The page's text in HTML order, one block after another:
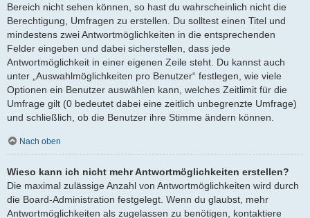
Bereich nicht sehen können, so hast du wahrscheinlich nicht die
Berechtigung, Umfragen zu erstellen. Du solltest einen Titel und
mindestens zwei Antwortmöglichkeiten in die entsprechenden
Felder eingeben und dabei sicherstellen, dass jede
Antwortmöglichkeit in einer eigenen Zeile steht. Du kannst auch
unter „Auswahlmöglichkeiten pro Benutzer“ festlegen, wie viele
Optionen ein Benutzer auswählen kann, welches Zeitlimit für die
Umfrage gilt (0 bedeutet dabei eine zeitlich unbegrenzte Umfrage)
und schließlich, ob die Benutzer ihre Stimme ändern können.
Nach oben
Wieso kann ich nicht mehr Antwortmöglichkeiten erstellen?
Die maximal zulässige Anzahl von Antwortmöglichkeiten wird durch
die Board-Administration festgelegt. Wenn du glaubst, mehr
Antwortmöglichkeiten als zugelassen zu benötigen, kontaktiere